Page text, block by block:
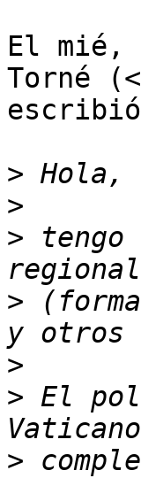
El mié,
Torné (<
>
>
> tengo
>
>
> El
>